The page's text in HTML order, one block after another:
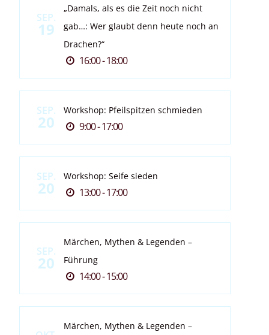
SEP.
19
„Damals, als es die Zeit noch nicht
gab…: Wer glaubt denn heute noch an
Drachen?“
16:00 - 18:00
SEP.
20
Workshop: Pfeilspitzen schmieden
9:00 - 17:00
SEP.
20
Workshop: Seife sieden
13:00 - 17:00
SEP.
20
Märchen, Mythen & Legenden –
Führung
14:00 - 15:00
Märchen, Mythen & Legenden –